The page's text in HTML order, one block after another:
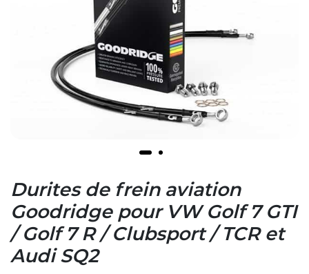
Durites de frein aviation
Goodridge pour VW Golf 7 GTI
/ Golf 7 R / Clubsport / TCR et
Audi SQ2